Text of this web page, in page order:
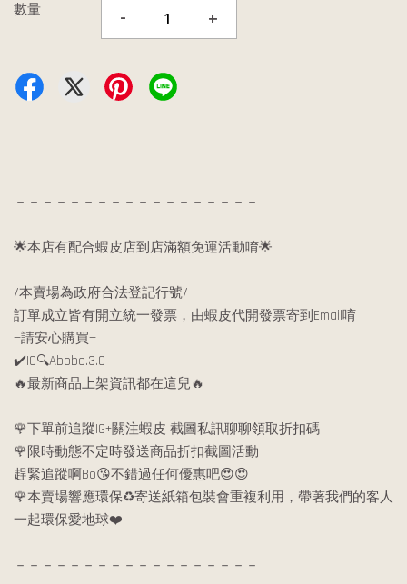
數量 - +
－－－－－－－－－－－－－－－－－－
🌟本店有配合蝦皮店到店滿額免運活動唷🌟
/本賣場為政府合法登記行號/
訂單成立皆有開立統一發票，由蝦皮代開發票寄到Email唷
—請安心購買—
✔️IG🔍Abobo.3.0
🔥最新商品上架資訊都在這兒🔥
🌹下單前追蹤IG+關注蝦皮 截圖私訊聊聊領取折扣碼
🌹限時動態不定時發送商品折扣截圖活動
趕緊追蹤啊Bo😘不錯過任何優惠吧😍😍
🌹本賣場響應環保♻️寄送紙箱包裝會重複利用，帶著我們的客人
一起環保愛地球❤️
－－－－－－－－－－－－－－－－－－